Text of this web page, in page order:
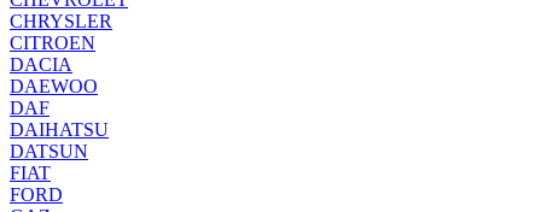
CHRYSLER
CITROEN
DACIA
DAEWOO
DAF
DAIHATSU
DATSUN
FIAT
FORD